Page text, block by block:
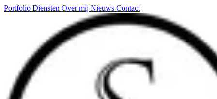
Portfolio Diensten Over mij Nieuws Contact